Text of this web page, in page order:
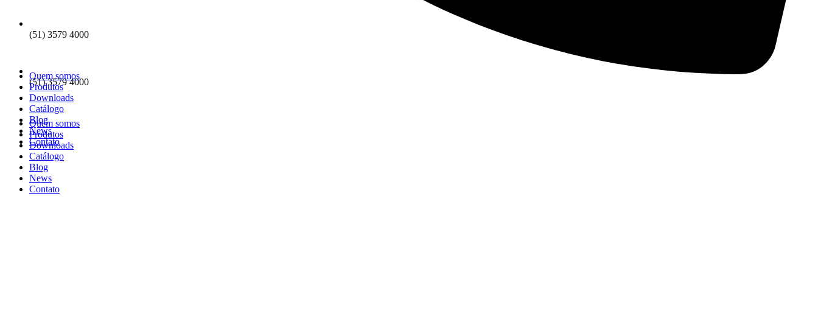
(51) 3579 4000
Quem somos
Produtos
Downloads
Catálogo
Blog
News
Contato
(51) 3579 4000
Quem somos
Produtos
Downloads
Catálogo
Blog
News
Contato